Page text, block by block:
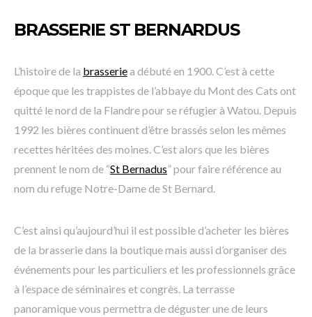
BRASSERIE ST BERNARDUS
L’histoire de la brasseriea débuté en 1900. C’est à cette
époque que les trappistes de l’abbaye du Mont des Cats ont
quitté le nord de la Flandre pour se réfugier à Watou. Depuis
1992 les bières continuent d’être brassés selon les mêmes
recettes héritées des moines. C’est alors que les bières
prennent le nom de “St Bernadus” pour faire référence au
nom du refuge Notre-Dame de St Bernard.
C’est ainsi qu’aujourd’hui il est possible d’acheter les bières
de la brasserie dans la boutique mais aussi d’organiser des
événements pour les particuliers et les professionnels grâce
à l’espace de séminaires et congrès. La terrasse
panoramique vous permettra de déguster une de leurs